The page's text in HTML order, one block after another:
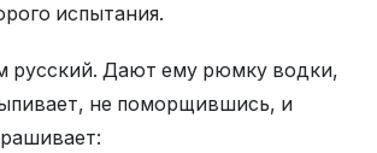
испытания.
русский. Дают ему рюмку водки,
не поморщившись, и